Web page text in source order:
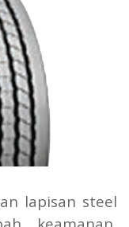
lapisan steel